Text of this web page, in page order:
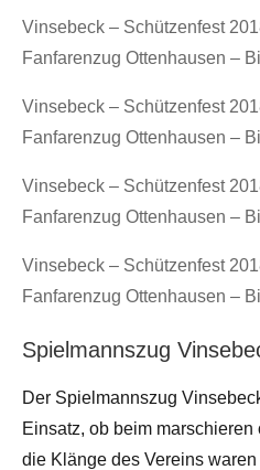
Vinsebeck – Schützenfest
Fanfarenzug Ottenhausen –
Vinsebeck – Schützenfest
Fanfarenzug Ottenhausen –
Vinsebeck – Schützenfest
Fanfarenzug Ottenhausen –
Vinsebeck – Schützenfest
Fanfarenzug Ottenhausen –
Spielmannszug
Der Spielmannszug
Einsatz, ob beim
die Klänge des Vereins